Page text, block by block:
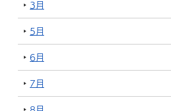
3月
5月
6月
7月